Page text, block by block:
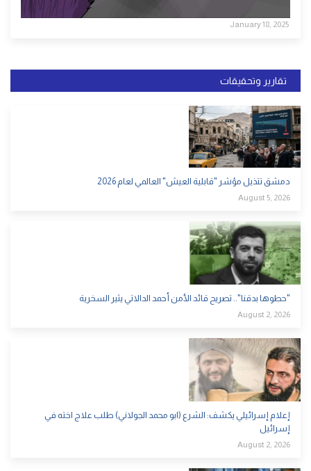
January 18, 2025
تقارير وتحقيقات
دمشق تتذيل مؤشر "قابلية العيش" العالمي لعام 2026
August 5, 2026
"حطوها بدقنا".. تصريح قائد الأمن أحمد الدالاتي يثير السخرية
August 2, 2026
إعلام إسرائيلي يكشف: الشرع (ابو محمد الجولاني) طلب علاج اخته في
إسرائيل
August 2, 2026